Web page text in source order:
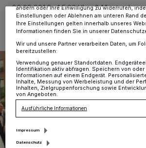
22.08.2016 , 15:00 Uhr 2 Minuten
ändern oder Ihre Einwilligung zu widerrufen,
Einstellungen oder Ablehnen am unteren Rand
Ihre Einstellungen gelten innerhalb unseres
Informationen finden Sie in unserer
Wir und unsere Partner verarbeiten Daten, um
bereitzustellen:
Verwendung genauer Standortdaten.
Identifikation aktiv abfragen. Speichern von
Informationen auf einem Endgerät.
Inhalte, Messung von Werbeleistung und der
Inhalten, Zielgruppenforschung sowie
von Angeboten.
Ausführliche Informationen
Impressum
Datenschutz